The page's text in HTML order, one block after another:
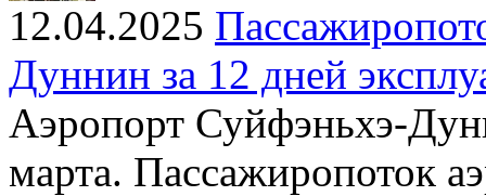
12.04.2025
Дуннин за 12 дней
Аэропорт Суйфэньхэ-
марта. Пассажиропоток